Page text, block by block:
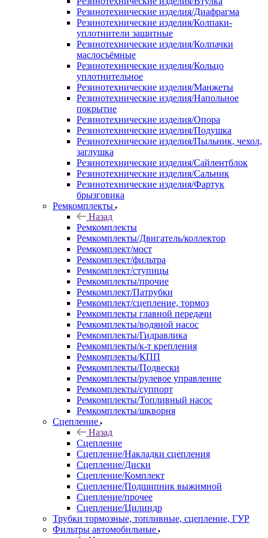
Резинотехнические изделия/Диафрагма
Резинотехнические изделия/Колпаки-
уплотнители защитные
Резинотехнические изделия/Колпачки
маслосъёмные
Резинотехнические изделия/Кольцо
уплотнительное
Резинотехнические изделия/Манжеты
Резинотехнические изделия/Напольное
покрытие
Резинотехнические изделия/Опора
Резинотехнические изделия/Подушка
Резинотехнические изделия/Пыльник, чехол,
заглушка
Резинотехнические изделия/Сайлентблок
Резинотехнические изделия/Сальник
Резинотехнические изделия/Фартук
брызговика
Ремкомплекты
Назад
Ремкомплекты
Ремкомплекты/Двигатель/коллектор
Ремкомплект/мост
Ремкомплект/фильтра
Ремкомплект/ступицы
Ремкомплекты/прочие
Ремкомплект/Патрубки
Ремкомплект/сцепление, тормоз
Ремкомплекты главной передачи
Ремкомплекты/водяной насос
Ремкомплекты/Гидравлика
Ремкомплекты/к-т крепления
Ремкомплекты/КПП
Ремкомплекты/Подвески
Ремкомплекты/рулевое управление
Ремкомплекты/суппорт
Ремкомплекты/Топливный насос
Ремкомплекты/шкворня
Сцепление
Назад
Сцепление
Сцепление/Накладки сцепления
Сцепление/Диски
Сцепление/Комплект
Сцепление/Подшипник выжимной
Сцепление/прочее
Сцепление/Цилиндр
Трубки тормозные, топливные, сцепление, ГУР
Фильтры автомобильные